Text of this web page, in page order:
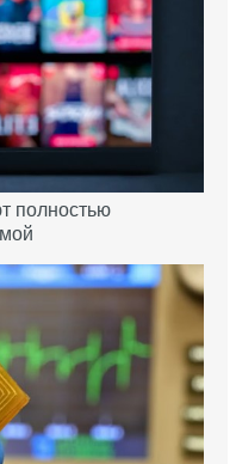
полностью